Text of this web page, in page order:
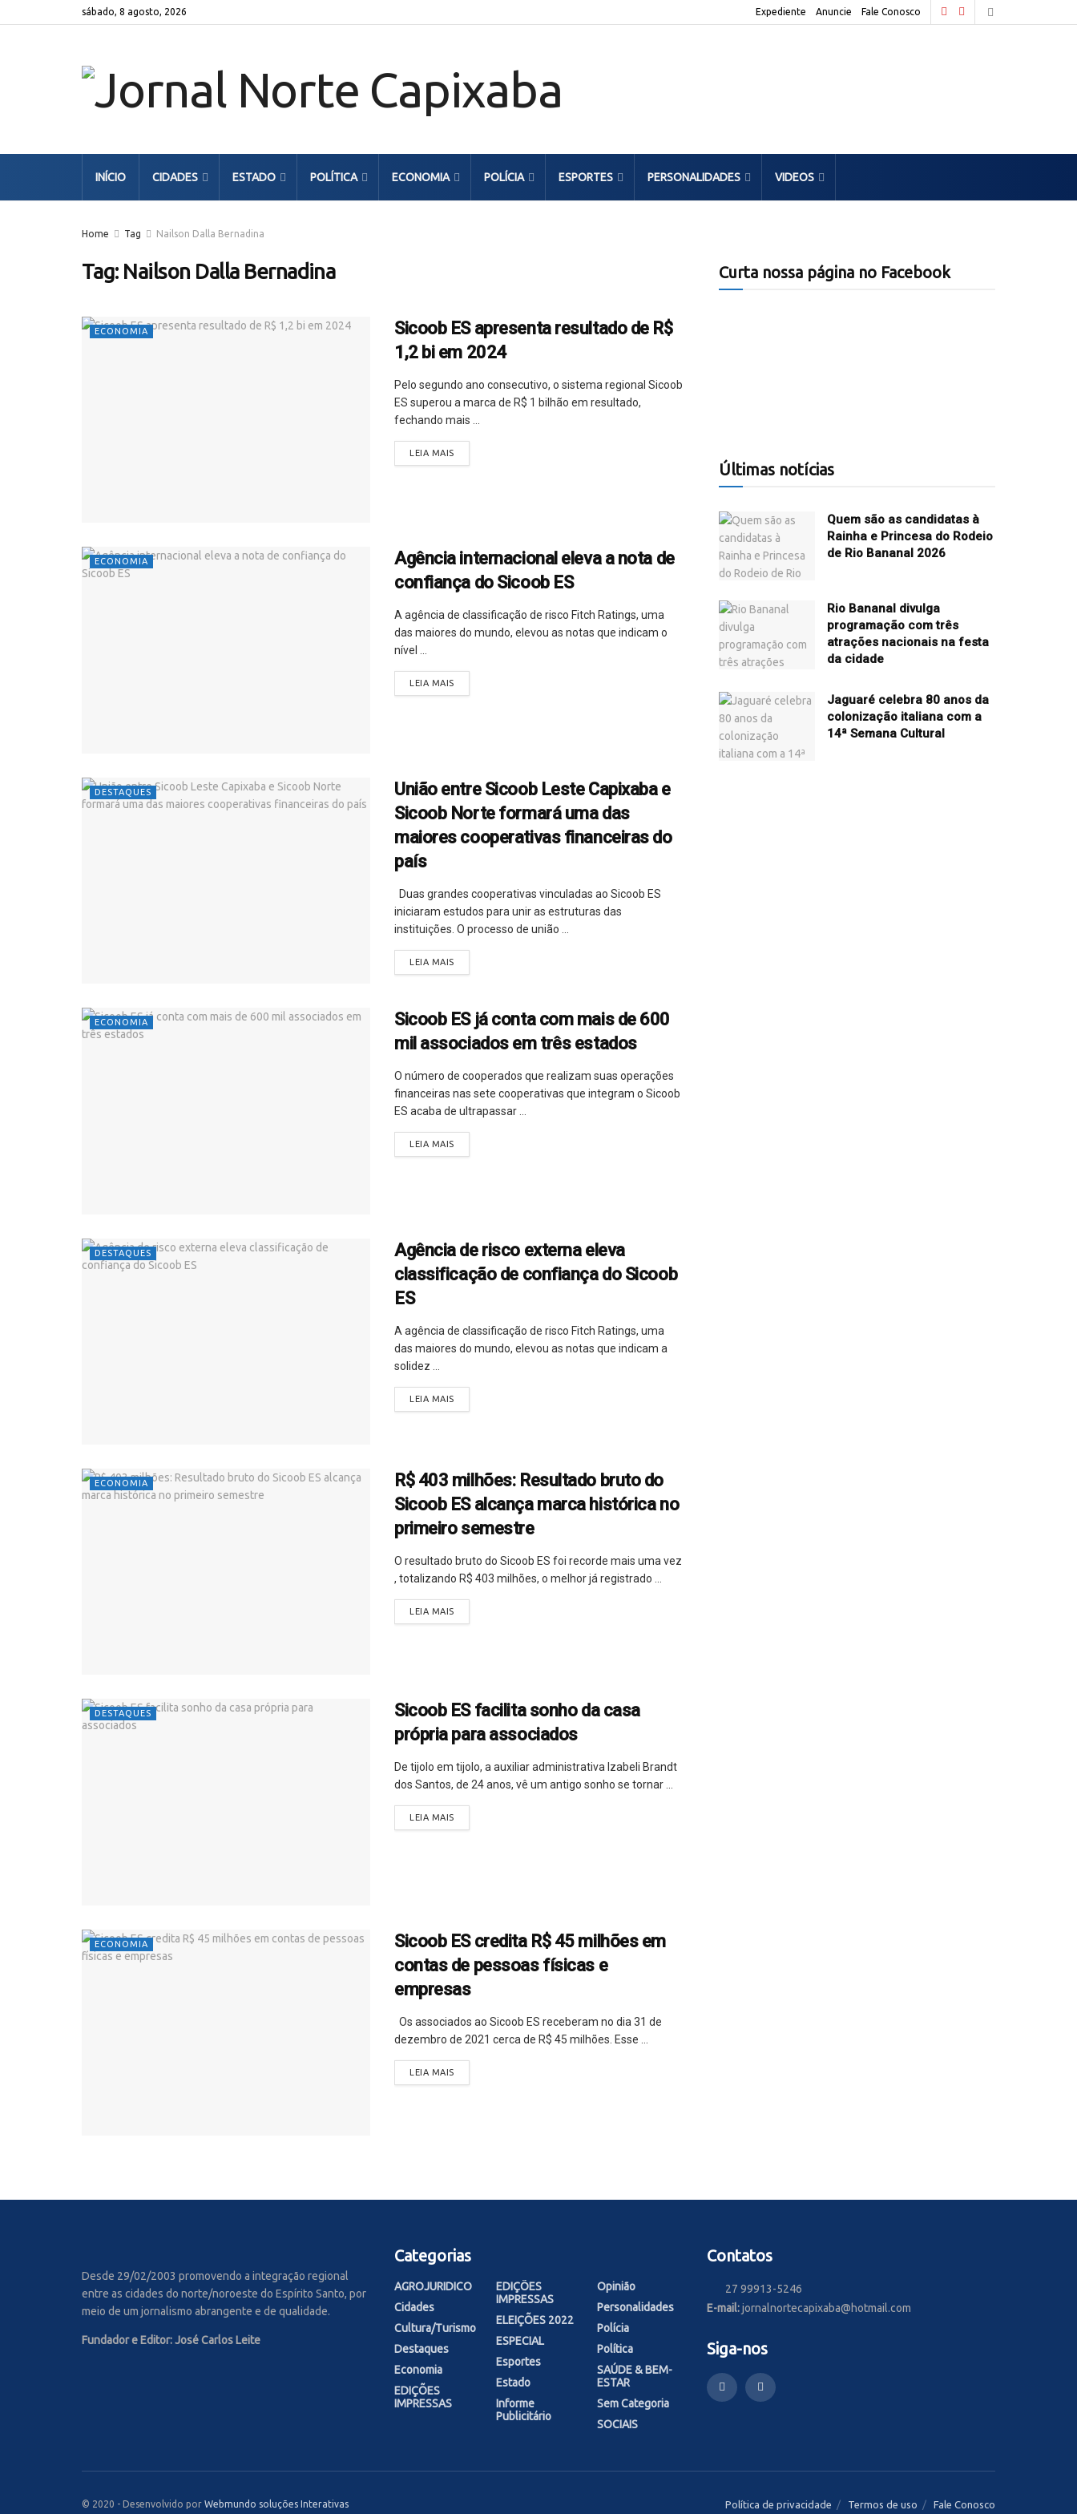
sábado, 8 agosto, 2026 Expediente Anuncie Fale Conosco
INÍCIO CIDADES ESTADO POLÍTICA ECONOMIA POLÍCIA ESPORTES PERSONALIDADES VIDEOS
Home Tag Nailson Dalla Bernadina
Tag: Nailson Dalla Bernadina
ECONOMIA
Sicoob ES apresenta resultado de R$
1,2 bi em 2024
Pelo segundo ano consecutivo, o sistema regional Sicoob
ES superou a marca de R$ 1 bilhão em resultado,
fechando mais ...
LEIA MAIS
ECONOMIA
Agência internacional eleva a nota de
confiança do Sicoob ES
A agência de classificação de risco Fitch Ratings, uma
das maiores do mundo, elevou as notas que indicam o
nível ...
LEIA MAIS
DESTAQUES
União entre Sicoob Leste Capixaba e
Sicoob Norte formará uma das
maiores cooperativas financeiras do
país
Duas grandes cooperativas vinculadas ao Sicoob ES
iniciaram estudos para unir as estruturas das
instituições. O processo de união ...
LEIA MAIS
ECONOMIA
Sicoob ES já conta com mais de 600
mil associados em três estados
O número de cooperados que realizam suas operações
financeiras nas sete cooperativas que integram o Sicoob
ES acaba de ultrapassar ...
LEIA MAIS
DESTAQUES
Agência de risco externa eleva
classificação de confiança do Sicoob
ES
A agência de classificação de risco Fitch Ratings, uma
das maiores do mundo, elevou as notas que indicam a
solidez ...
LEIA MAIS
ECONOMIA
R$ 403 milhões: Resultado bruto do
Sicoob ES alcança marca histórica no
primeiro semestre
O resultado bruto do Sicoob ES foi recorde mais uma vez
, totalizando R$ 403 milhões, o melhor já registrado ...
LEIA MAIS
DESTAQUES
Sicoob ES facilita sonho da casa
própria para associados
De tijolo em tijolo, a auxiliar administrativa Izabeli Brandt
dos Santos, de 24 anos, vê um antigo sonho se tornar ...
LEIA MAIS
ECONOMIA
Sicoob ES credita R$ 45 milhões em
contas de pessoas físicas e
empresas
Os associados ao Sicoob ES receberam no dia 31 de
dezembro de 2021 cerca de R$ 45 milhões. Esse ...
LEIA MAIS
Curta nossa página no Facebook
Últimas notícias
Quem são as candidatas à
Rainha e Princesa do Rodeio
de Rio Bananal 2026
Rio Bananal divulga
programação com três
atrações nacionais na festa
da cidade
Jaguaré celebra 80 anos da
colonização italiana com a
14ª Semana Cultural
Desde 29/02/2003 promovendo a integração regional
entre as cidades do norte/noroeste do Espírito Santo, por
meio de um jornalismo abrangente e de qualidade.
Fundador e Editor: José Carlos Leite
Categorias
AGROJURIDICO
Cidades
Cultura/Turismo
Destaques
Economia
EDIÇÕES
IMPRESSAS
EDIÇÕES
IMPRESSAS
ELEIÇÕES 2022
ESPECIAL
Esportes
Estado
Informe
Publicitário
Opinião
Personalidades
Polícia
Política
SAÚDE & BEM-
ESTAR
Sem Categoria
SOCIAIS
Contatos
27 99913-5246
E-mail:jornalnortecapixaba@hotmail.com
Siga-nos
Política de privacidade Termos de uso Fale Conosco
© 2020 - Desenvolvido por Webmundo soluções Interativas